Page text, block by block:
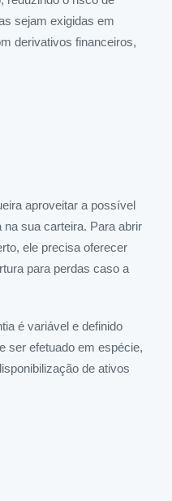
sejam exigidas em
derivativos financeiros,
aproveitar a possível
sua carteira. Para abrir
ele precisa oferecer
para perdas caso a
é variável e definido
ser efetuado em espécie,
de ativos